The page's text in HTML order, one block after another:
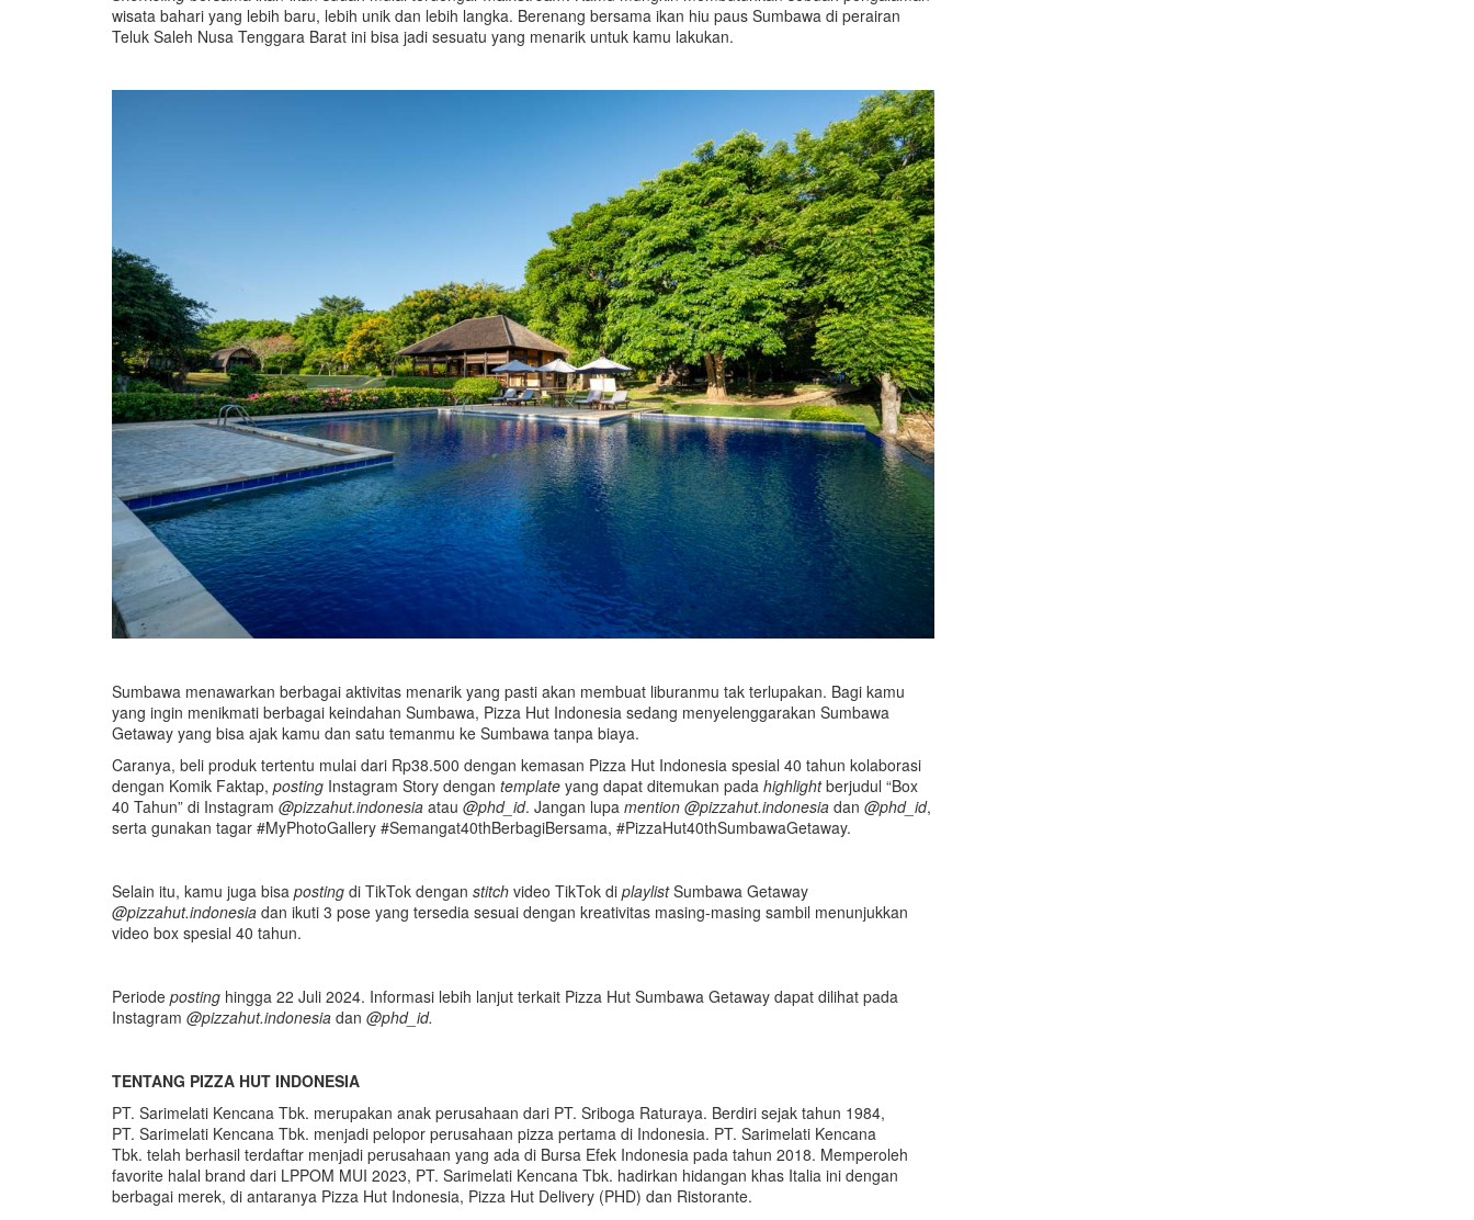
wisata bahari yang lebih baru, lebih unik dan lebih langka. Berenang bersama ikan hiu paus Sumbawa di perairan
Teluk Saleh Nusa Tenggara Barat ini bisa jadi sesuatu yang menarik untuk kamu lakukan.
Sumbawa menawarkan berbagai aktivitas menarik yang pasti akan membuat liburanmu tak terlupakan. Bagi kamu
yang ingin menikmati berbagai keindahan Sumbawa, Pizza Hut Indonesia sedang menyelenggarakan Sumbawa
Getaway yang bisa ajak kamu dan satu temanmu ke Sumbawa tanpa biaya.
Caranya, beli produk tertentu mulai dari Rp38.500 dengan kemasan Pizza Hut Indonesia spesial 40 tahun kolaborasi
dengan Komik Faktap, posting Instagram Story dengan template yang dapat ditemukan pada highlightberjudul “Box
40 Tahun” di Instagram @pizzahut.indonesia atau @phd_id. Jangan lupa mention @pizzahut.indonesia dan @phd_id,
serta gunakan tagar #MyPhotoGallery #Semangat40thBerbagiBersama, #PizzaHut40thSumbawaGetaway.
Selain itu, kamu juga bisa posting di TikTok dengan stitch video TikTok di playlistSumbawa Getaway
@pizzahut.indonesia dan ikuti 3 pose yang tersedia sesuai dengan kreativitas masing-masing sambil menunjukkan
video box spesial 40 tahun.
Periode posting hingga 22 Juli 2024. Informasi lebih lanjut terkait Pizza Hut Sumbawa Getaway dapat dilihat pada
Instagram @pizzahut.indonesia dan @phd_id.
TENTANG PIZZA HUT INDONESIA
PT. Sarimelati Kencana Tbk. merupakan anak perusahaan dari PT. Sriboga Raturaya. Berdiri sejak tahun 1984,
PT. Sarimelati Kencana Tbk. menjadi pelopor perusahaan pizza pertama di Indonesia. PT. Sarimelati Kencana
Tbk. telah berhasil terdaftar menjadi perusahaan yang ada di Bursa Efek Indonesia pada tahun 2018. Memperoleh
favorite halal brand dari LPPOM MUI 2023, PT. Sarimelati Kencana Tbk. hadirkan hidangan khas Italia ini dengan
berbagai merek, di antaranya Pizza Hut Indonesia, Pizza Hut Delivery (PHD) dan Ristorante.